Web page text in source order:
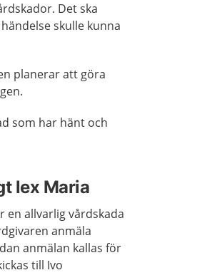
Det ska
skulle kunna
planerar att göra
som har hänt och
lex Maria
en allvarlig vårdskada
anmäla
anmälan kallas för
till Ivo